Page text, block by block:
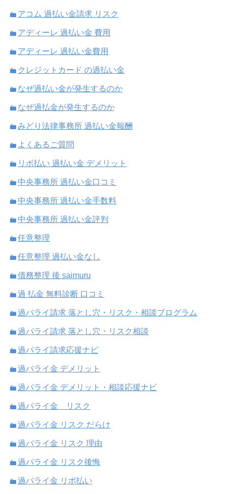
アコム 過払い金請求 リスク
アディーレ 過払い金 費用
アディーレ 過払い金費用
クレジットカード の過払い金
なぜ過払い金が発生するのか
なぜ過払金が発生するのか
みどり法律事務所 過払い金報酬
よくあるご質問
リボ払い 過払い金 デメリット
中央事務所 過払い金口コミ
中央事務所 過払い金手数料
中央事務所 過払い金評判
任意整理
任意整理 過払い金なし
債務整理 後 saimuru
過 払金 無料診断 口コミ
過バライ請求 落とし穴・リスク・相談プログラム
過バライ請求 落とし穴・リスク相談
過バライ請求応援ナビ
過バライ金 デメリット
過バライ金 デメリット・相談応援ナビ
過バライ金 リスク
過バライ金 リスク だらけ
過バライ金 リスク 理由
過バライ金 リスク後悔
過バライ金 リボ払い